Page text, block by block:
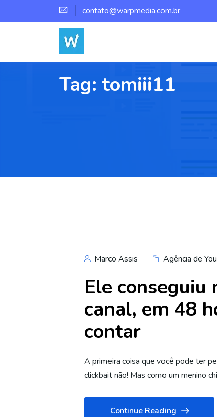
contato@warpmedia.com.br
Tag: tomiii11
Marco Assis Agência de
Ele conseguiu
canal, em 48
contar
A primeira coisa que você pode ter
clickbait não! Mas como um menino
Continue Reading